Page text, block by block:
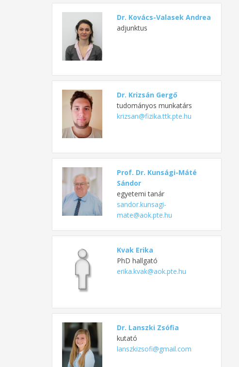
Dr. Kovács-Valasek Andrea
adjunktus
Dr. Krizsán Gergő
tudományos munkatárs
krizsan@fizika.ttk.pte.hu
Prof. Dr. Kunsági-Máté
Sándor
egyetemi tanár
sandor.kunsagi-
mate@aok.pte.hu
Kvak Erika
PhD hallgató
erika.kvak@aok.pte.hu
Dr. Lanszki Zsófia
kutató
lanszkizsofi@gmail.com